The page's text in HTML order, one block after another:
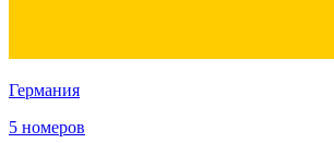
Германия
5 номеров